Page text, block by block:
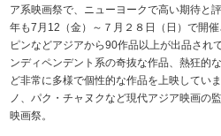
ア系映画祭で、ニューヨークで高い期待と
年も7月12（金）～７月２８日（日）で開
ピンなどアジアから90作品以上が出品され
ンディペンデント系の奇抜な作品、熱狂的
ど非常に多様で個性的な作品を上映してい
ノ、パク・チャヌクなど現代アジア映画の
映画祭。